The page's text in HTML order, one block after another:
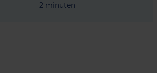
2 minuten